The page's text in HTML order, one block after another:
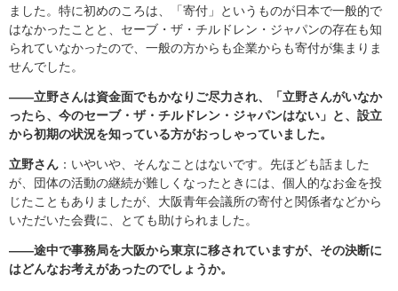
ました。特に初めのころは、「寄付」というものが日本で一般的で
はなかったことと、セーブ・ザ・チルドレン・ジャパンの存在も知
られていなかったので、一般の方からも企業からも寄付が集まりま
せんでした。
――立野さんは資金面でもかなりご尽力され、「立野さんがいなか
ったら、今のセーブ・ザ・チルドレン・ジャパンはない」と、設立
から初期の状況を知っている方がおっしゃっていました。
立野さん ：いやいや、そんなことはないです。先ほども話ました
が、団体の活動の継続が難しくなったときには、個人的なお金を投
じたこともありましたが、大阪青年会議所の寄付と関係者などから
いただいた会費に、とても助けられました。
――途中で事務局を大阪から東京に移されていますが、その決断に
はどんなお考えがあったのでしょうか。